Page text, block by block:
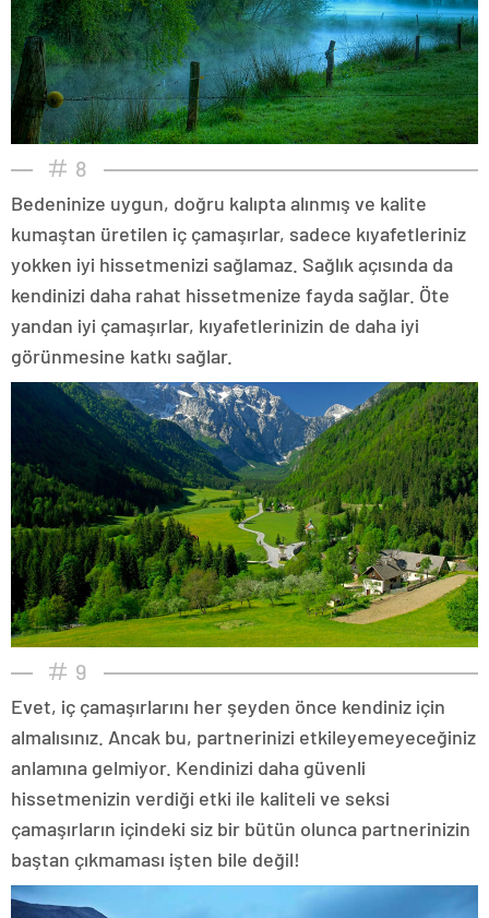
8
Bedeninize uygun, doğru kalıpta alınmış ve kalite
kumaştan üretilen iç çamaşırlar, sadece kıyafetleriniz
yokken iyi hissetmenizi sağlamaz. Sağlık açısında da
kendinizi daha rahat hissetmenize fayda sağlar. Öte
yandan iyi çamaşırlar, kıyafetlerinizin de daha iyi
görünmesine katkı sağlar.
9
Evet, iç çamaşırlarını her şeyden önce kendiniz için
almalısınız. Ancak bu, partnerinizi etkileyemeyeceğiniz
anlamına gelmiyor. Kendinizi daha güvenli
hissetmenizin verdiği etki ile kaliteli ve seksi
çamaşırların içindeki siz bir bütün olunca partnerinizin
baştan çıkmaması işten bile değil!